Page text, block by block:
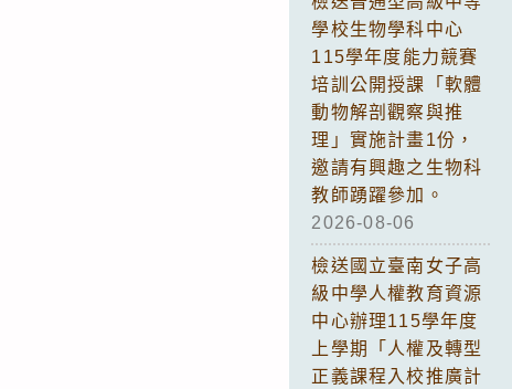
學校生物學科中心
115學年度能力競賽
培訓公開授課「軟體
動物解剖觀察與推
理」實施計畫1份，
邀請有興趣之生物科
教師踴躍參加。
2026-08-06
檢送國立臺南女子高
級中學人權教育資源
中心辦理115學年度
上學期「人權及轉型
正義課程入校推廣計